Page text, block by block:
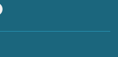
Instagram